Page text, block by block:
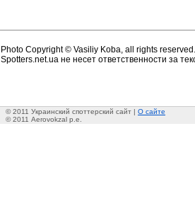
Photo Copyright © Vasiliy Koba, all rights reserved.
Spotters.net.ua не несет ответственности за
© 2011 Украинский споттерский сайт | О сайте
© 2011 Aerovokzal p.e.